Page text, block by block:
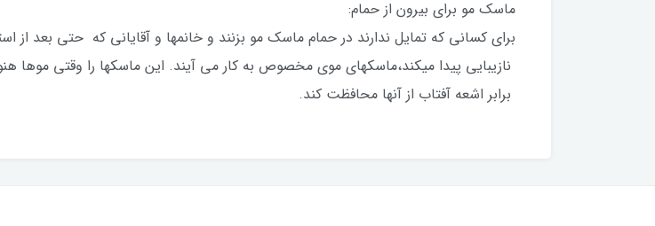
ماسک مو برای بیرون از حمام:
برای کسانی که تمایل ندارند در حمام ماسک مو بزنند و خانمها و آقایانی که حتی بعد
نازیبایی پیدا میکند،ماسکهای موی مخصوص به کار می آیند. این ماسکها را وقتی موها
برابر اشعه آفتاب از آنها محافظت کند.